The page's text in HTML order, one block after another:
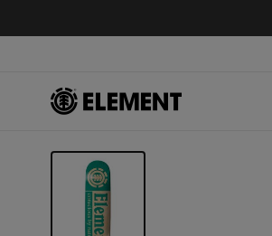
a